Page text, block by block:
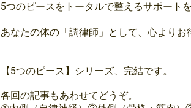
5つのピースをトータルで整えるサポート
あなたの体の「調律師」として、心より
【5つのピース】シリーズ、完結です。
各回の記事もあわせてどうぞ。